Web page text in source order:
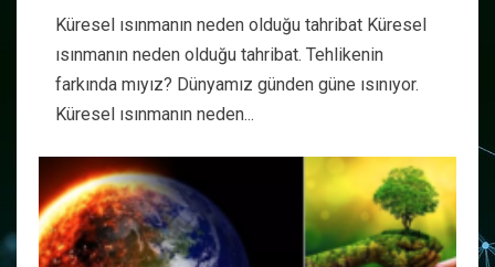
Küresel ısınmanın neden olduğu tahribat Küresel
ısınmanın neden olduğu tahribat. Tehlikenin
farkında mıyız? Dünyamız günden güne ısınıyor.
Küresel ısınmanın neden...